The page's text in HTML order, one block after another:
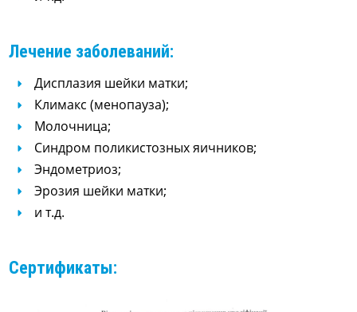
Лечение заболеваний:
Дисплазия шейки матки;
Климакс (менопауза);
Молочница;
Синдром поликистозных яичников;
Эндометриоз;
Эрозия шейки матки;
и т.д.
Сертификаты: